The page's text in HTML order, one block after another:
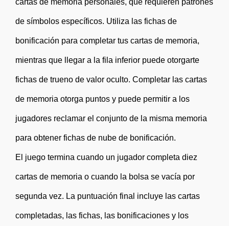
cartas de memoria personales, que requieren patrones
de símbolos específicos. Utiliza las fichas de
bonificación para completar tus cartas de memoria,
mientras que llegar a la fila inferior puede otorgarte
fichas de trueno de valor oculto. Completar las cartas
de memoria otorga puntos y puede permitir a los
jugadores reclamar el conjunto de la misma memoria
para obtener fichas de nube de bonificación.
El juego termina cuando un jugador completa diez
cartas de memoria o cuando la bolsa se vacía por
segunda vez. La puntuación final incluye las cartas
completadas, las fichas, las bonificaciones y los